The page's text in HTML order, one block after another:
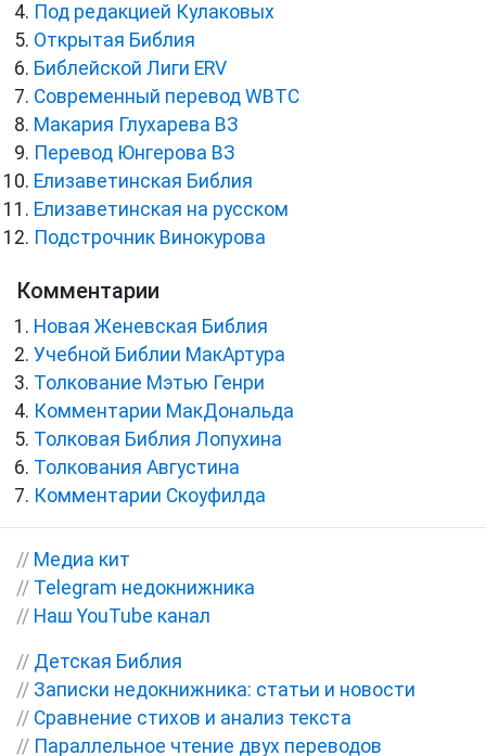
Под редакцией Кулаковых
Открытая Библия
Библейской Лиги ERV
Cовременный перевод WBTC
Макария Глухарева ВЗ
Перевод Юнгерова ВЗ
Елизаветинская Библия
Елизаветинская на русском
Подстрочник Винокурова
Комментарии
Новая Женевская Библия
Учебной Библии МакАртура
Толкование Мэтью Генри
Комментарии МакДональда
Толковая Библия Лопухина
Толкования Августина
Комментарии Скоуфилда
// Медиа кит
// Telegram недокнижника
// Наш YouTube канал
// Детская Библия
// Записки недокнижника: статьи и новости
// Сравнение стихов и анализ текста
// Параллельное чтение двух переводов